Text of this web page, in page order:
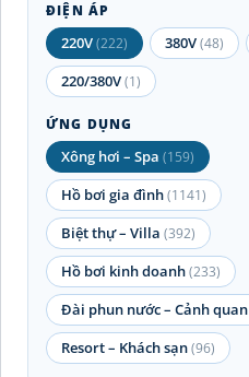
ĐIỆN ÁP
220V(222) 380V(48)
220/380V(1)
ỨNG DỤNG
Xông hơi – Spa (159)
Hồ bơi gia đình(1141)
Biệt thự – Villa (392)
Hồ bơi kinh doanh(233)
Đài phun nước – Cảnh quan
Resort – Khách sạn(96)